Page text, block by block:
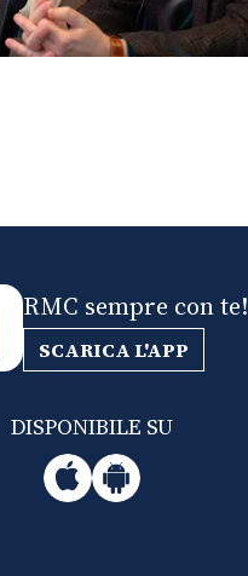
RMC sempre con te!
SCARICA L'APP
DISPONIBILE SU